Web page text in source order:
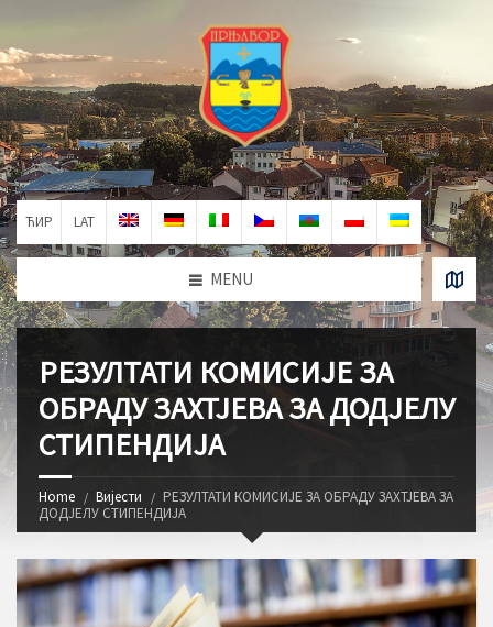
ЋИР LAT
MENU
РЕЗУЛТАТИ КОМИСИЈЕ ЗА
ОБРАДУ ЗАХТЈЕВА ЗА ДОДЈЕЛУ
СТИПЕНДИЈА
Home Вијести
РЕЗУЛТАТИ КОМИСИЈЕ ЗА ОБРАДУ ЗАХТЈЕВА ЗА
ДОДЈЕЛУ СТИПЕНДИЈА